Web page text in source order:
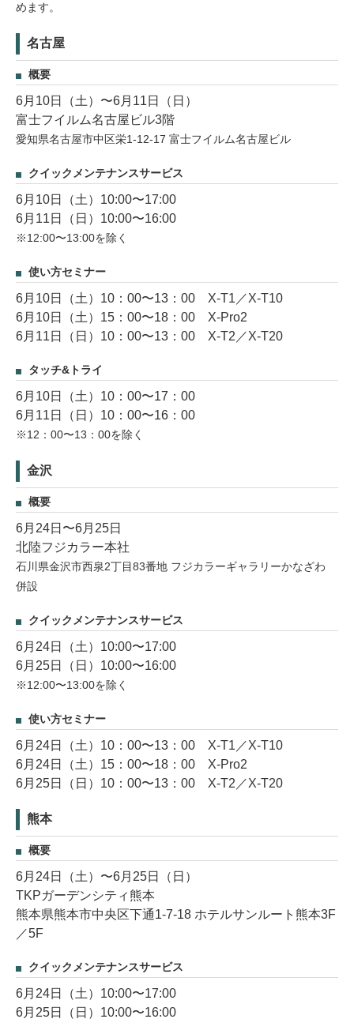
めます。
名古屋
概要
6月10日（土）〜6月11日（日）
富士フイルム名古屋ビル3階
愛知県名古屋市中区栄1-12-17 富士フイルム名古屋ビル
クイックメンテナンスサービス
6月10日（土）10:00〜17:00
6月11日（日）10:00〜16:00
※12:00〜13:00を除く
使い方セミナー
6月10日（土）10：00〜13：00 X-T1／X-T10
6月10日（土）15：00〜18：00 X-Pro2
6月11日（日）10：00〜13：00 X-T2／X-T20
タッチ&トライ
6月10日（土）10：00〜17：00
6月11日（日）10：00〜16：00
※12：00〜13：00を除く
金沢
概要
6月24日〜6月25日
北陸フジカラー本社
石川県金沢市西泉2丁目83番地 フジカラーギャラリーかなざわ
併設
クイックメンテナンスサービス
6月24日（土）10:00〜17:00
6月25日（日）10:00〜16:00
※12:00〜13:00を除く
使い方セミナー
6月24日（土）10：00〜13：00 X-T1／X-T10
6月24日（土）15：00〜18：00 X-Pro2
6月25日（日）10：00〜13：00 X-T2／X-T20
熊本
概要
6月24日（土）〜6月25日（日）
TKPガーデンシティ熊本
熊本県熊本市中央区下通1-7-18 ホテルサンルート熊本3F
／5F
クイックメンテナンスサービス
6月24日（土）10:00〜17:00
6月25日（日）10:00〜16:00